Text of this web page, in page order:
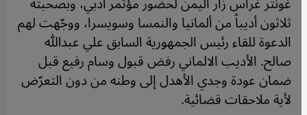
ثلاثون أديباً من ألمانيا والنمسا وسويسرا، ووجّهت لهم
الدعوة للقاء رئيس الجمهورية السابق علي عبدالله
صالح. الأديب الالماني رفض قبول وسام رفيع قبل
ضمان عودة وجدي الأهدل إلى وطنه من دون التعرّض
لأية ملاحقات قضائية.